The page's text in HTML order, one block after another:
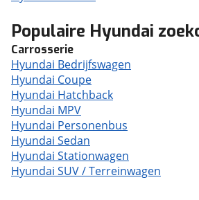
Populaire Hyundai
Carrosserie
Hyundai Bedrijfswagen
Hyundai Coupe
Hyundai Hatchback
Hyundai MPV
Hyundai Personenbus
Hyundai Sedan
Hyundai Stationwagen
Hyundai SUV / Terreinwagen